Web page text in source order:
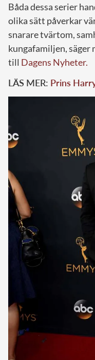
Båda dessa serier
olika sätt påverkar
snarare tvärtom,
kungafamiljen, säger
till Dagens Nyheter.
LÄS MER: Prins